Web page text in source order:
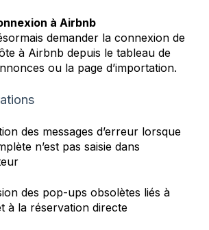
à Airbnb
demander la connexion de
à Airbnb depuis le tableau de
ou la page d’importation.
des messages d’erreur lorsque
n’est pas saisie dans
des pop-ups obsolètes liés à
à la réservation directe